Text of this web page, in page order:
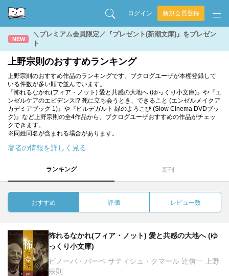
ログイン 新規会員登録
NEW
＼プレミアム会員限定／『プレゼント(新潮文庫)』をプレゼン
ト
上野宗則のおすすめランキング
上野宗則のおすすめ作品のランキングです。ブクログユーザが本棚登録して
いる件数が多い順で並んでいます。
『怖れるなかれ(フィア・ノット) 愛と共感の大地へ (ゆっくり小文庫)』や『エ
ンゼルケアのエビデンス!? 死に立ち会うとき、できること (エンゼルメイクア
カデミアブック 1)』や『ヒルデガルト 緑のよろこび (Slow Cinema DVDブッ
ク)』など上野宗則の全4作品から、ブクログユーザおすすめの作品がチェッ
クできます。
※同姓同名が含まれる場合があります。
著者の情報を詳しく見る
ランキング 新刊
おすすめ 評価 レビュー数
怖れるなかれ(フィア・ノット) 愛と共感の大地へ (ゆ
っくり小文庫)
ビノーバ・バーベ サティシュ・クマール 辻信一 上野
宗則